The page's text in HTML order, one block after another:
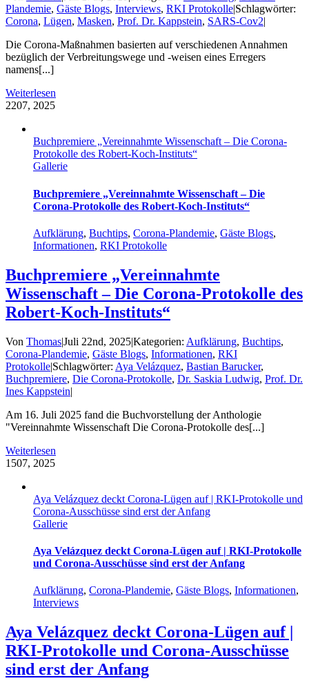
Plandemie, Gäste Blogs, Interviews, RKI Protokolle|Schlagwörter:
Corona, Lügen, Masken, Prof. Dr. Kappstein, SARS-Cov2|
Die Corona-Maßnahmen basierten auf verschiedenen Annahmen
bezüglich der Verbreitungswege und -weisen eines Erregers
namens[...]
Weiterlesen
2207, 2025
Buchpremiere „Vereinnahmte Wissenschaft – Die Corona-
Protokolle des Robert-Koch-Instituts“
Gallerie
Buchpremiere „Vereinnahmte Wissenschaft – Die
Corona-Protokolle des Robert-Koch-Instituts“
Aufklärung, Buchtips, Corona-Plandemie, Gäste Blogs,
Informationen, RKI Protokolle
Buchpremiere „Vereinnahmte
Wissenschaft – Die Corona-Protokolle des
Robert-Koch-Instituts“
Von Thomas|Juli 22nd, 2025|Kategorien: Aufklärung, Buchtips,
Corona-Plandemie, Gäste Blogs, Informationen, RKI
Protokolle|Schlagwörter: Aya Velázquez, Bastian Barucker,
Buchpremiere, Die Corona-Protokolle, Dr. Saskia Ludwig, Prof. Dr.
Ines Kappstein|
Am 16. Juli 2025 fand die Buchvorstellung der Anthologie
"Vereinnahmte Wissenschaft Die Corona-Protokolle des[...]
Weiterlesen
1507, 2025
Aya Velázquez deckt Corona-Lügen auf | RKI-Protokolle und
Corona-Ausschüsse sind erst der Anfang
Gallerie
Aya Velázquez deckt Corona-Lügen auf | RKI-Protokolle
und Corona-Ausschüsse sind erst der Anfang
Aufklärung, Corona-Plandemie, Gäste Blogs, Informationen,
Interviews
Aya Velázquez deckt Corona-Lügen auf |
RKI-Protokolle und Corona-Ausschüsse
sind erst der Anfang